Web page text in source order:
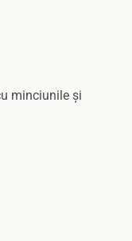
minciunile și